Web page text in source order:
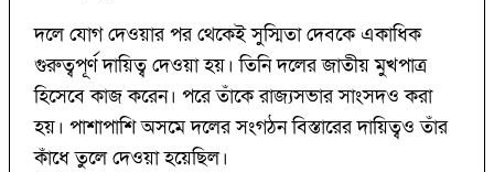
দলে যোগ দেওয়ার পর থেকেই সুস্মিতা দেবকে একাধিক
গুরুত্বপূর্ণ দায়িত্ব দেওয়া হয়। তিনি দলের জাতীয় মুখপাত্র
হিসেবে কাজ করেন। পরে তাঁকে রাজ্যসভার সাংসদও করা
হয়। পাশাপাশি অসমে দলের সংগঠন বিস্তারের দায়িত্বও তাঁর
কাঁধে তুলে দেওয়া হয়েছিল।